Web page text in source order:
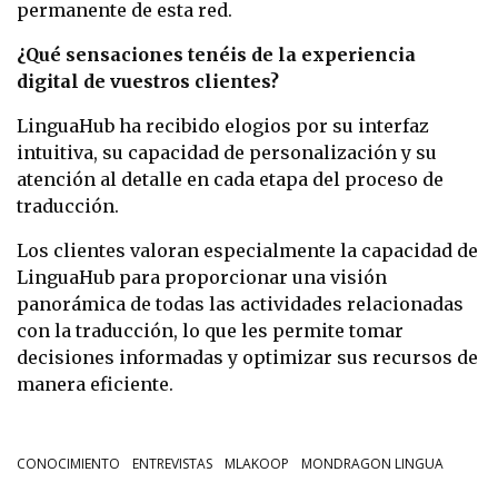
permanente de esta red.
¿Qué sensaciones tenéis de la experiencia
digital de vuestros clientes?
LinguaHub ha recibido elogios por su interfaz
intuitiva, su capacidad de personalización y su
atención al detalle en cada etapa del proceso de
traducción.
Los clientes valoran especialmente la capacidad de
LinguaHub para proporcionar una visión
panorámica de todas las actividades relacionadas
con la traducción, lo que les permite tomar
decisiones informadas y optimizar sus recursos de
manera eficiente.
CONOCIMIENTO ENTREVISTAS MLAKOOP MONDRAGON LINGUA